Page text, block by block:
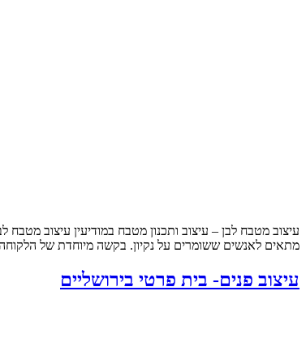
עיצוב מטבח לבן – עיצוב ותכנון מטבח במודיעין עיצוב
מתאים לאנשים ששומרים על נקיון. בקשה מיוחדת של
עיצוב פנים- בית פרטי בירושליים